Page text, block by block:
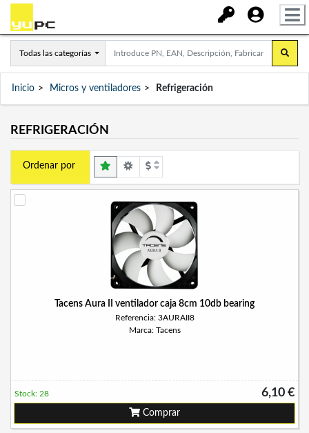
Todas las categorías
Inicio Micros y ventiladores Refrigeración
REFRIGERACIÓN
Ordenar por
Tacens Aura II ventilador caja 8cm 10db bearing
Referencia: 3AURAII8
Marca: Tacens
6,10 €
Stock: 28
Comprar